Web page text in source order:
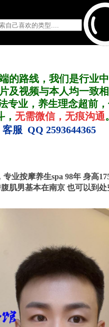
的路线，我们是行业
及视频与本人均一致
专业，养生理念超前
无需微信，无痕沟通
客服 QQ 2593644365
专业按摩养生spa 98年 身高
肌男基本在南京 也可以到处